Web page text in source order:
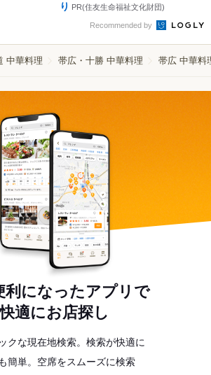
り PR(住友生命福祉文化財団)
Recommended by
中華料理 帯広・十勝 中華料理 帯広 中華料
利になったアプリで
適にお店探し
クな現在地検索。検索が快適に
簡単。空席をスムーズに検索